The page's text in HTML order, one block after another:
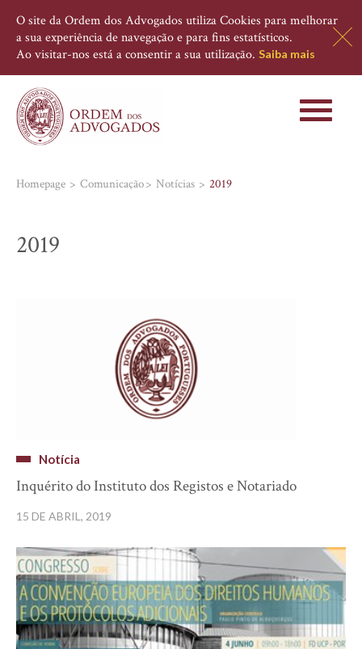
O site da Ordem dos Advogados utiliza Cookies para melhorar
a sua experiência de navegação e para fins estatísticos.
Ao visitar-nos está a consentir a sua utilização. Saiba mais
Toggle
Homepage Comunicação Notícias 2019
2019
Notícia
Inquérito do Instituto dos Registos e Notariado
15 DE ABRIL, 2019